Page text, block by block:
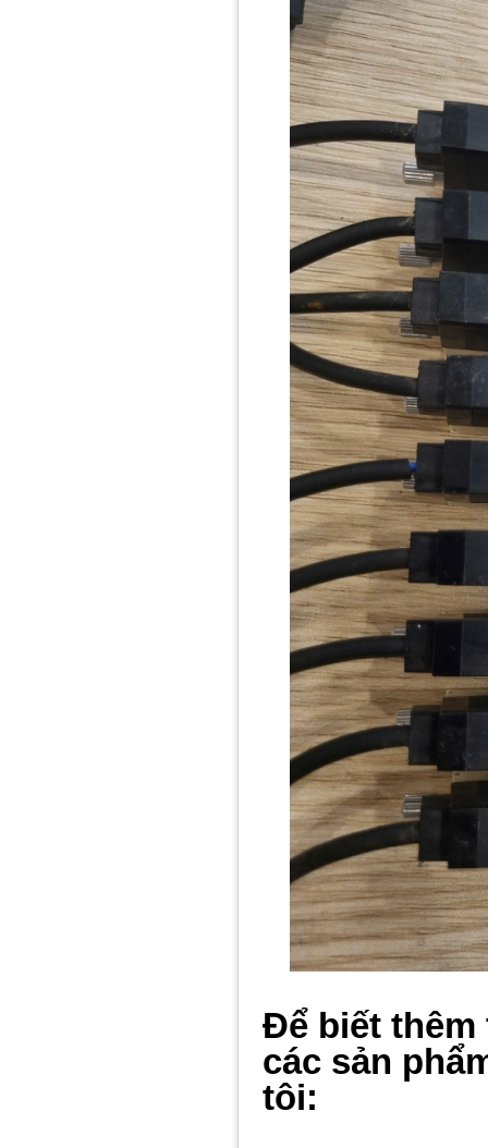
Để biết thêm
các sản
tôi: